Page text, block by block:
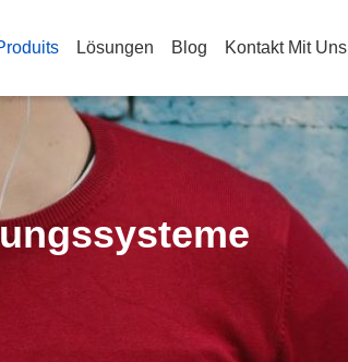
Lösungen Blog Kontakt Mit Uns